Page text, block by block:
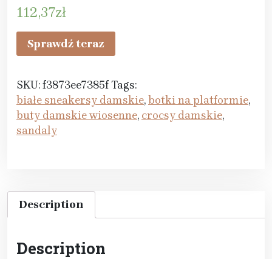
112,37zł
Sprawdź teraz
SKU:f3873ee7385fTags:
białe sneakersy damskie,botki na platformie,
buty damskie wiosenne, crocsy damskie,
sandaly
Description
Description